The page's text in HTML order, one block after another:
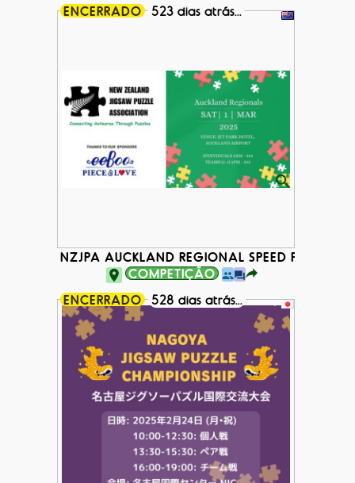
ENCERRADO
523 dias atrás...
NZJPA AUCKLAND REGIONAL SPEED
COMPETIÇÃO
ENCERRADO
528 dias atrás...